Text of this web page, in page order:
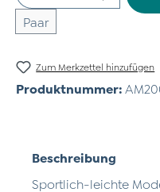
Paar
Zum Merkzettel hinzufügen
Produktnummer:
Beschreibung
Sportlich-leichte